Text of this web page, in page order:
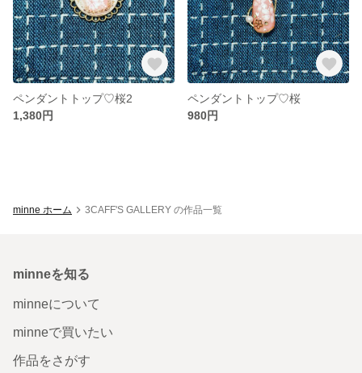
ペンダントトップ♡桜2
1,380円
ペンダントトップ♡桜
980円
minne ホーム 3CAFF'S GALLERY の作品一覧
minneを知る
minneについて
minneで買いたい
作品をさがす